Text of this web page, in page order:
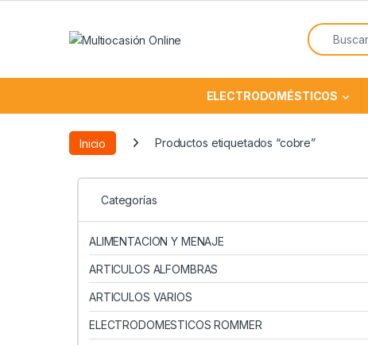
ELECTRODOMÉSTICOS
Inicio Productos etiquetados “cobre”
Categorías
ALIMENTACION Y MENAJE
ARTICULOS ALFOMBRAS
ARTICULOS VARIOS
ELECTRODOMESTICOS ROMMER